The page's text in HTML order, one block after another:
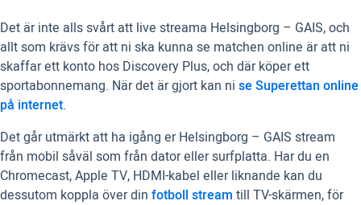
Det är inte alls svårt att live streama Helsingborg – GAIS, och
allt som krävs för att ni ska kunna se matchen online är att ni
skaffar ett konto hos Discovery Plus, och där köper ett
sportabonnemang. När det är gjort kan ni se Superettan online
på internet.
Det går utmärkt att ha igång er Helsingborg – GAIS stream
från mobil såväl som från dator eller surfplatta. Har du en
Chromecast, Apple TV, HDMI-kabel eller liknande kan du
dessutom koppla över din fotboll stream till TV-skärmen, för